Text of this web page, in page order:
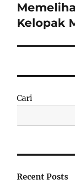
Kelopak
Cari
Recent Posts